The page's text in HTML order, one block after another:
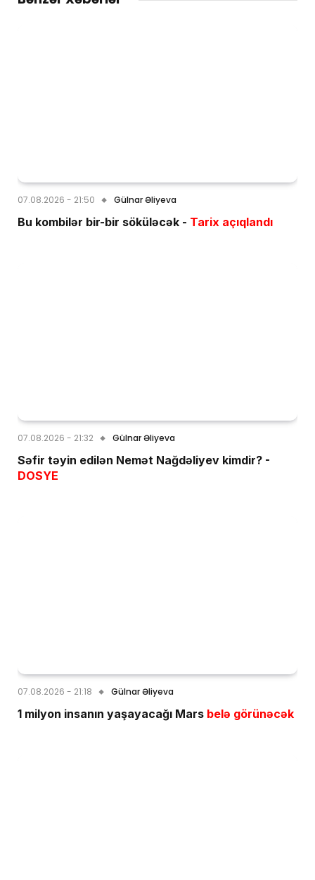
07.08.2026 - 21:50 Gülnar Əliyeva
Bu kombilər bir-bir söküləcək - Tarix açıqlandı
07.08.2026 - 21:32 Gülnar Əliyeva
Səfir təyin edilən Nemət Nağdəliyev kimdir? -
DOSYE
07.08.2026 - 21:18 Gülnar Əliyeva
1 milyon insanın yaşayacağı Mars belə görünəcək